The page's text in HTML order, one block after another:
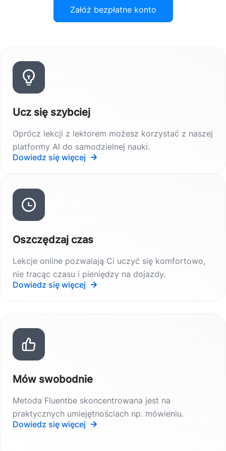
Załóż bezpłatne konto
Ucz się szybciej
Oprócz lekcji z lektorem możesz korzystać z naszej
platformy AI do samodzielnej nauki.
Dowiedz się więcej
Oszczędzaj czas
Lekcje online pozwalają Ci uczyć się komfortowo,
nie tracąc czasu i pieniędzy na dojazdy.
Dowiedz się więcej
Mów swobodnie
Metoda Fluentbe skoncentrowana jest na
praktycznych umiejętnościach np. mówieniu.
Dowiedz się więcej